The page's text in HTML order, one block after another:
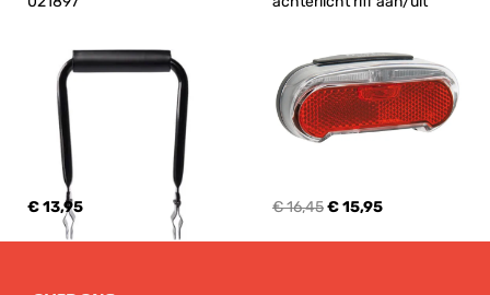
€ 13,95 € 16,45€ 15,95